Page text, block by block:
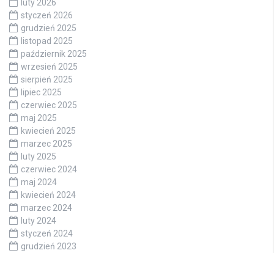
luty 2026
styczeń 2026
grudzień 2025
listopad 2025
październik 2025
wrzesień 2025
sierpień 2025
lipiec 2025
czerwiec 2025
maj 2025
kwiecień 2025
marzec 2025
luty 2025
czerwiec 2024
maj 2024
kwiecień 2024
marzec 2024
luty 2024
styczeń 2024
grudzień 2023